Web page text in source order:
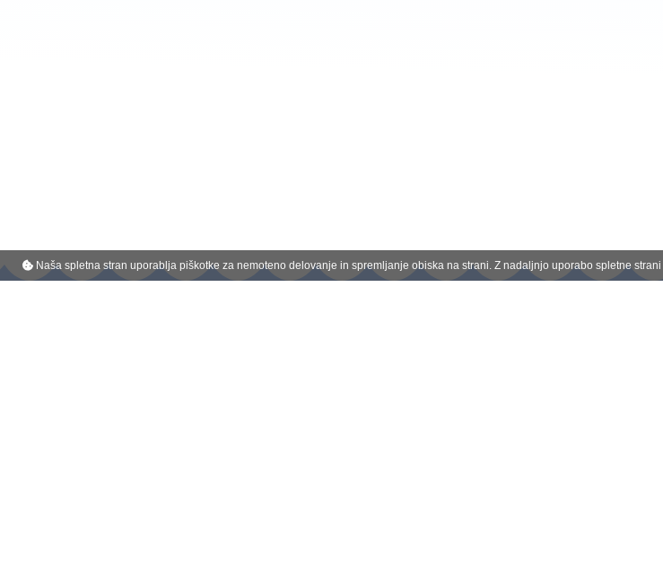
Naša spletna stran uporablja piškotke za nemoteno delovanje in spremljanje obiska na strani. Z nadaljnjo uporabo spletne strani